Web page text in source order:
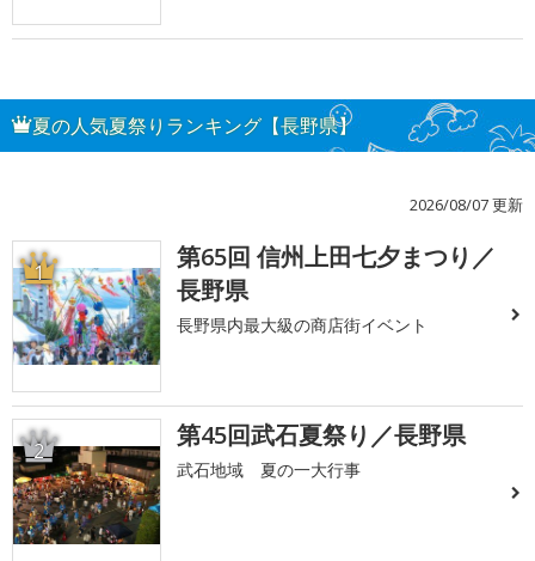
夏の人気夏祭りランキング【長野県】
2026/08/07 更新
1
第65回 信州上田七夕まつり／
長野県
長野県内最大級の商店街イベント
2 第45回武石夏祭り／長野県
武石地域 夏の一大行事